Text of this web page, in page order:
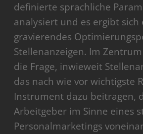
definierte sprachliche
analysiert und es ergibt sich
gravierendes
Stellenanzeigen. Im
die Frage, inwieweit
das nach wie vor wichtigste
Instrument dazu beitragen,
Arbeitgeber im Sinne eines
Personalmarketings